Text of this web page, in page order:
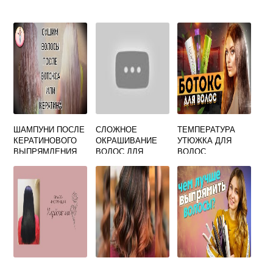
ШАМПУНИ ПОСЛЕ
КЕРАТИНОВОГО
ВЫПРЯМЛЕНИЯ
СЛОЖНОЕ
ОКРАШИВАНИЕ
ВОЛОС ДЛЯ
ТЕМПЕРАТУРА
УТЮЖКА ДЛЯ
ВОЛОС